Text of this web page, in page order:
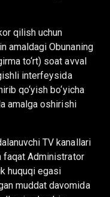
qilish uchun
amaldagi Obunaning
to‘rt) soat avval
interfeysida
qo‘yish bo‘yicha
amalga oshirishi
TV kanallari
faqat Administrator
huquqi egasi
muddat davomida